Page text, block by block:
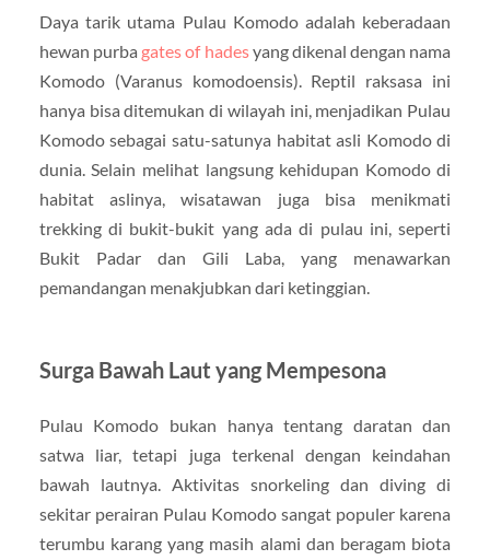
Daya tarik utama Pulau Komodo adalah keberadaan
hewan purba gates of hadesyang dikenal dengan nama
Komodo (Varanus komodoensis). Reptil raksasa ini
hanya bisa ditemukan di wilayah ini, menjadikan Pulau
Komodo sebagai satu-satunya habitat asli Komodo di
dunia. Selain melihat langsung kehidupan Komodo di
habitat aslinya, wisatawan juga bisa menikmati
trekking di bukit-bukit yang ada di pulau ini, seperti
Bukit Padar dan Gili Laba, yang menawarkan
pemandangan menakjubkan dari ketinggian.
Surga Bawah Laut yang Mempesona
Pulau Komodo bukan hanya tentang daratan dan
satwa liar, tetapi juga terkenal dengan keindahan
bawah lautnya. Aktivitas snorkeling dan diving di
sekitar perairan Pulau Komodo sangat populer karena
terumbu karang yang masih alami dan beragam biota